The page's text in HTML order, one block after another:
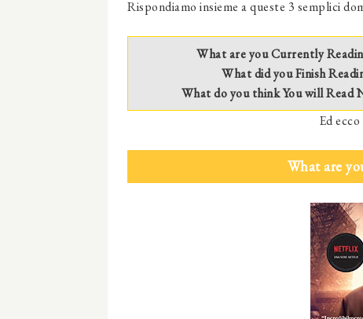
Rispondiamo insieme a queste 3 semplici
What are you Currently
What did you Finish
What do you think You will Read
Ed
What are